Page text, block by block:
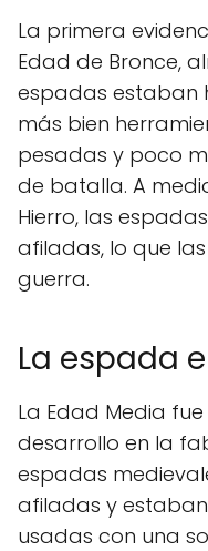
La primera
Edad de Bronce,
espadas estaban
más bien
pesadas y poco
de batalla. A
Hierro, las
afiladas, lo que
guerra.
La espada
La Edad Media
desarrollo en la
espadas
afiladas y
usadas con una